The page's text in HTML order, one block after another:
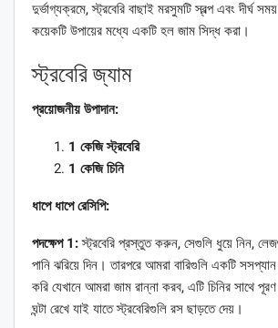
দুর্ভাগ্যক্রমে, স্ট্রবেরি বাছাই মরসুমটি স্বল্প এবং দীর্ঘ
কয়েকটি উপায়ের মধ্যে একটি হল জাম সিদ্ধ করা।
স্ট্রবেরি জ্যাম
প্রয়োজনীয় উপাদান:
1 কেজি স্ট্রবেরি
1 কেজি চিনি
ধাপে ধাপে রেসিপি:
পদক্ষেপ 1:স্ট্রবেরি প্রস্তুত করুন, সেগুলি ধুয়ে নিন,
পানি ঝরিয়ে দিন। তারপরে আমরা বারিগুলি একটি
করি যেখানে আমরা জাম রান্না করব, এটি চিনির সাথে
ঘন্টা রেখে যাই যাতে স্ট্রবেরিগুলি রস ছাড়তে দেয়।